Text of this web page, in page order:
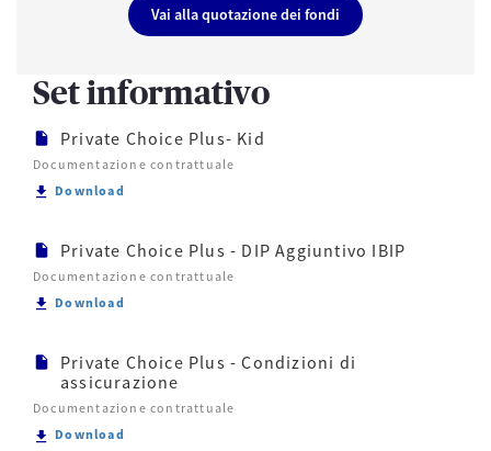
Vai alla quotazione dei fondi
Set informativo
Private Choice Plus- Kid
Documentazione contrattuale
Download
Private Choice Plus - DIP Aggiuntivo IBIP
Documentazione contrattuale
Download
Private Choice Plus - Condizioni di
assicurazione
Documentazione contrattuale
Download